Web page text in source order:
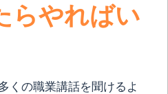
らやればい
くの職業講話を聞けるよ